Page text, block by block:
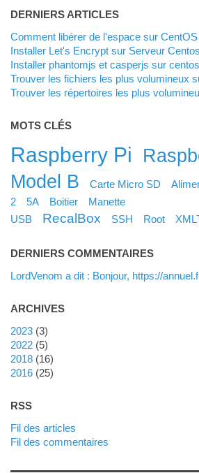
DERNIERS ARTICLES
Comment libérer de l'espace sur
Installer Let's Encrypt sur Serveur
Installer phantomjs et casperjs sur centos
Trouver les fichiers les plus volumineux
Trouver les répertoires les plus
MOTS CLÉS
Raspberry Pi
Model B
Carte Micro SD
2
5A Boitier
Manette
USB
RecalBox SSH Root
DERNIERS COMMENTAIRES
LordVenom a dit : Bonjour, https://
ARCHIVES
2023(3)
2022(5)
2018(16)
2016(25)
RSS
Fil des articles
Fil des commentaires